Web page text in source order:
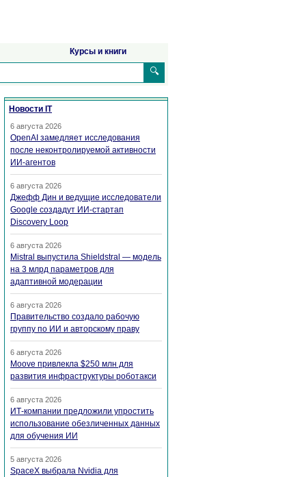
Курсы и книги
🔍
Новости IT
6 августа 2026
OpenAI замедляет исследования
после неконтролируемой активности
ИИ-агентов
6 августа 2026
Джефф Дин и ведущие исследователи
Google создадут ИИ-стартап
Discovery Loop
6 августа 2026
Mistral выпустила Shieldstral — модель
на 3 млрд параметров для
адаптивной модерации
6 августа 2026
Правительство создало рабочую
группу по ИИ и авторскому праву
6 августа 2026
Moove привлекла $250 млн для
развития инфраструктуры роботакси
6 августа 2026
ИТ-компании предложили упростить
использование обезличенных данных
для обучения ИИ
5 августа 2026
SpaceX выбрала Nvidia для